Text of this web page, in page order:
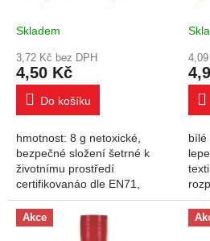
Skladem
3,72 Kč bez DPH
4,50 Kč
Do košíku
hmotnost: 8 g netoxické,
bezpečné složení šetrné k
životnímu prostředí
certifikovanáo dle EN71,
ASTM a PZH nepoškozuje a
nedeformuje lepený povrch
bez zápachu, transparentní
bílé
Akce